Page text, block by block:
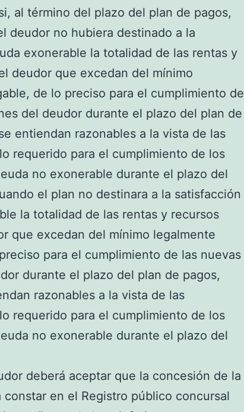
al término del plazo del plan de pagos,
deudor no hubiera destinado a la
exonerable la totalidad de las rentas y
deudor que excedan del mínimo
de lo preciso para el cumplimiento de
del deudor durante el plazo del plan de
entiendan razonables a la vista de las
requerido para el cumplimiento de los
no exonerable durante el plazo del
el plan no destinara a la satisfacción
la totalidad de las rentas y recursos
que excedan del mínimo legalmente
para el cumplimiento de las nuevas
durante el plazo del plan de pagos,
razonables a la vista de las
requerido para el cumplimiento de los
no exonerable durante el plazo del
deberá aceptar que la concesión de la
constar en el Registro público concursal